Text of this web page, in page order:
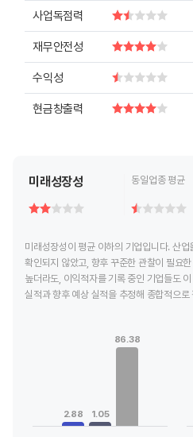
사업독점력
재무안전성
수익성
현금창출력
미래성장성 동일업종 평균
미래성장성이 평균 이하의 기업입니다. 산
확인되지 않았고, 향후 꾸준한 관찰이 필요
높더라도, 이익적자를 기록 중인 기업들도
실적과 향후 예상 실적을 추정해 종합적으로
View as data table, Chart
The chart has 1 Y axis
2.88 1.05
86.38